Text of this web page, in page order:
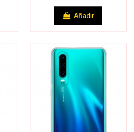
Añadir